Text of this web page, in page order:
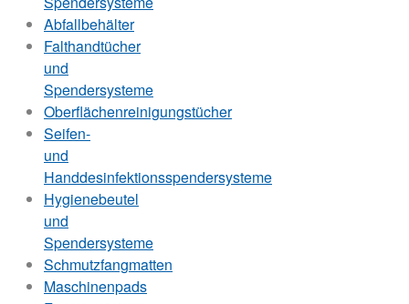
Abfallbehälter
Falthandtücher
und
Spendersysteme
Oberflächenreinigungstücher
Seifen-
und
Handdesinfektionsspendersysteme
Hygienebeutel
und
Spendersysteme
Schmutzfangmatten
Maschinenpads